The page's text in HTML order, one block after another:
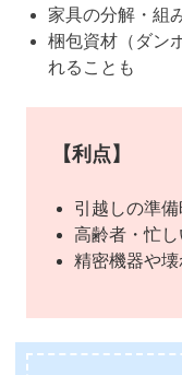
家具の分解・組
梱包資材（ダン
れることも
【利点】
引越しの準
高齢者・忙
精密機器や